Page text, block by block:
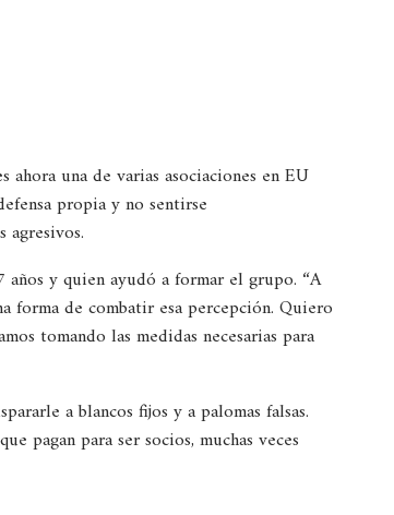
ahora una de varias asociaciones en EU
propia y no sentirse
agresivos.
años y quien ayudó a formar el grupo. “A
forma de combatir esa percepción. Quiero
tomando las medidas necesarias para
a blancos fijos y a palomas falsas.
pagan para ser socios, muchas veces